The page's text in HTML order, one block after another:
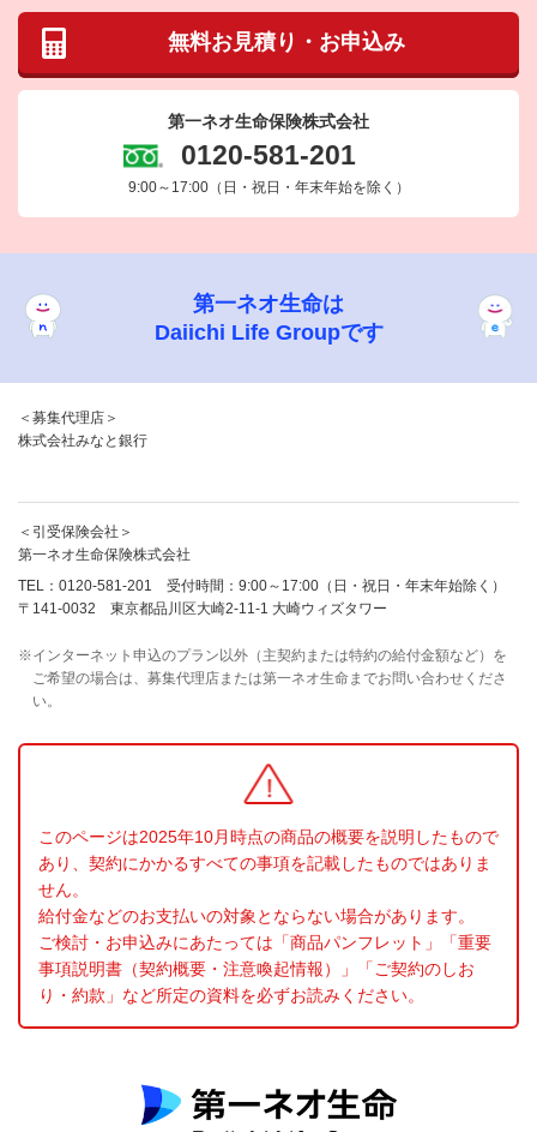
無料お見積り・お申込み
第一ネオ生命保険株式会社
0120-581-201
9:00～17:00（日・祝日・年末年始を除く）
第一ネオ生命は
Daiichi Life Groupです
＜募集代理店＞
株式会社みなと銀行
＜引受保険会社＞
第一ネオ生命保険株式会社
TEL：0120-581-201 受付時間：9:00～17:00（日・祝日・年末年始除く）
〒141-0032 東京都品川区大崎2-11-1 大崎ウィズタワー
※インターネット申込のプラン以外（主契約または特約の給付金額など）を
ご希望の場合は、募集代理店または第一ネオ生命までお問い合わせくださ
い。
このページは2025年10月時点の商品の概要を説明したもので
あり、契約にかかるすべての事項を記載したものではありま
せん。
給付金などのお支払いの対象とならない場合があります。
ご検討・お申込みにあたっては「商品パンフレット」「重要
事項説明書（契約概要・注意喚起情報）」「ご契約のしお
り・約款」など所定の資料を必ずお読みください。